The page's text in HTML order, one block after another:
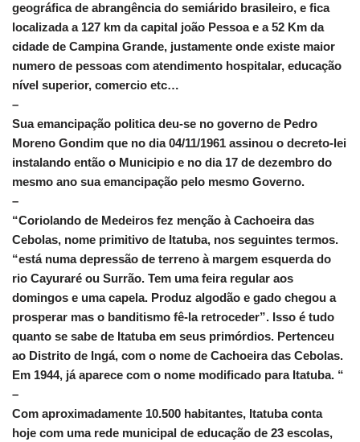
geográfica de abrangência do semiárido brasileiro, e fica
localizada a 127 km da capital joão Pessoa e a 52 Km da
cidade de Campina Grande, justamente onde existe maior
numero de pessoas com atendimento hospitalar, educação
nível superior, comercio etc…
–
Sua emancipação politica deu-se no governo de Pedro
Moreno Gondim que no dia 04/11/1961 assinou o decreto-lei
instalando então o Municipio e no dia 17 de dezembro do
mesmo ano sua emancipação pelo mesmo Governo.
–
“Coriolando de Medeiros fez menção à Cachoeira das
Cebolas, nome primitivo de Itatuba, nos seguintes termos.
“está numa depressão de terreno à margem esquerda do
rio Cayuraré ou Surrão. Tem uma feira regular aos
domingos e uma capela. Produz algodão e gado chegou a
prosperar mas o banditismo fê-la retroceder”. Isso é tudo
quanto se sabe de Itatuba em seus primórdios. Pertenceu
ao Distrito de Ingá, com o nome de Cachoeira das Cebolas.
Em 1944, já aparece com o nome modificado para Itatuba. “
–
Com aproximadamente 10.500 habitantes, Itatuba conta
hoje com uma rede municipal de educação de 23 escolas,